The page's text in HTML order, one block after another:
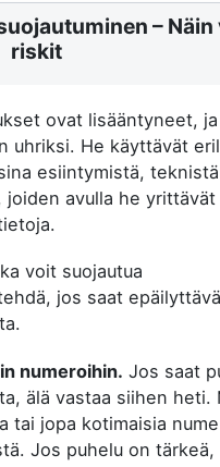
– Näin
riskit
ovat lisääntyneet,
uhriksi. He käyttävät
esiintymistä,
avulla he yrittävät
voit suojautua
jos saat
numeroihin. Jos saat
älä vastaa siihen heti.
tai jopa kotimaisia
Jos puhelu on